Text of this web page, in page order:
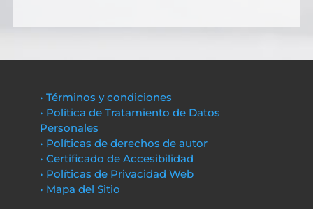
• Términos y condiciones
• Política de Tratamiento de Datos
Personales
• Políticas de derechos de autor
• Certificado de Accesibilidad
• Políticas de Privacidad Web
• Mapa del Sitio